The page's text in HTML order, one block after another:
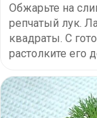
Обжарьте на
репчатый лук.
квадраты. С
растолките его